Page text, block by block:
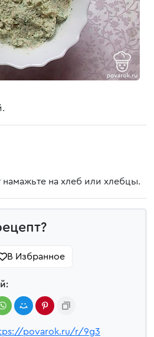
на хлеб или хлебцы.
В Избранное
povarok.ru/r/9g3